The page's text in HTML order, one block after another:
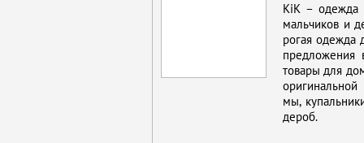
KiK – одеж­да
маль­чи­ков и
ро­гая одеж­да
пред­ло­же­ния
то­ва­ры для
мы,
де­роб.